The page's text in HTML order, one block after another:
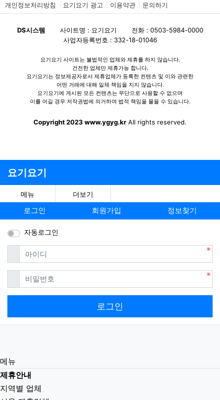
개인정보처리방침 요기요기 광고 이용약관 문의하기
DS시스템 사이트명 : 요기요기
전화 : 0503-5984-0000
사업자등록번호 : 332-18-01046
요기요기 사이트는 불법적인 업체와 제휴를 하지 않습니다.
건전한 업체만 제휴가능 합니다.
요기요기는 정보제공자로서 제휴업체가 등록한 컨텐츠 및 이와 관련한
어떤 거래에 대해 일체 책임을 지지 않습니다.
요기요기에 게시된 모든 컨텐츠는 무단으로 사용할 수 없으며
이를 어길 경우 저작권법에 의거하여 법적 책임을 물을 수 있습니다.
Copyright 2023 www.ygyg.kr All rights reserved.
요기요기
메뉴 더보기
로그인 회원가입 정보찾기
자동로그인
아이디필수
비밀번호필수
로그인
메뉴
제휴안내
지역별 업체